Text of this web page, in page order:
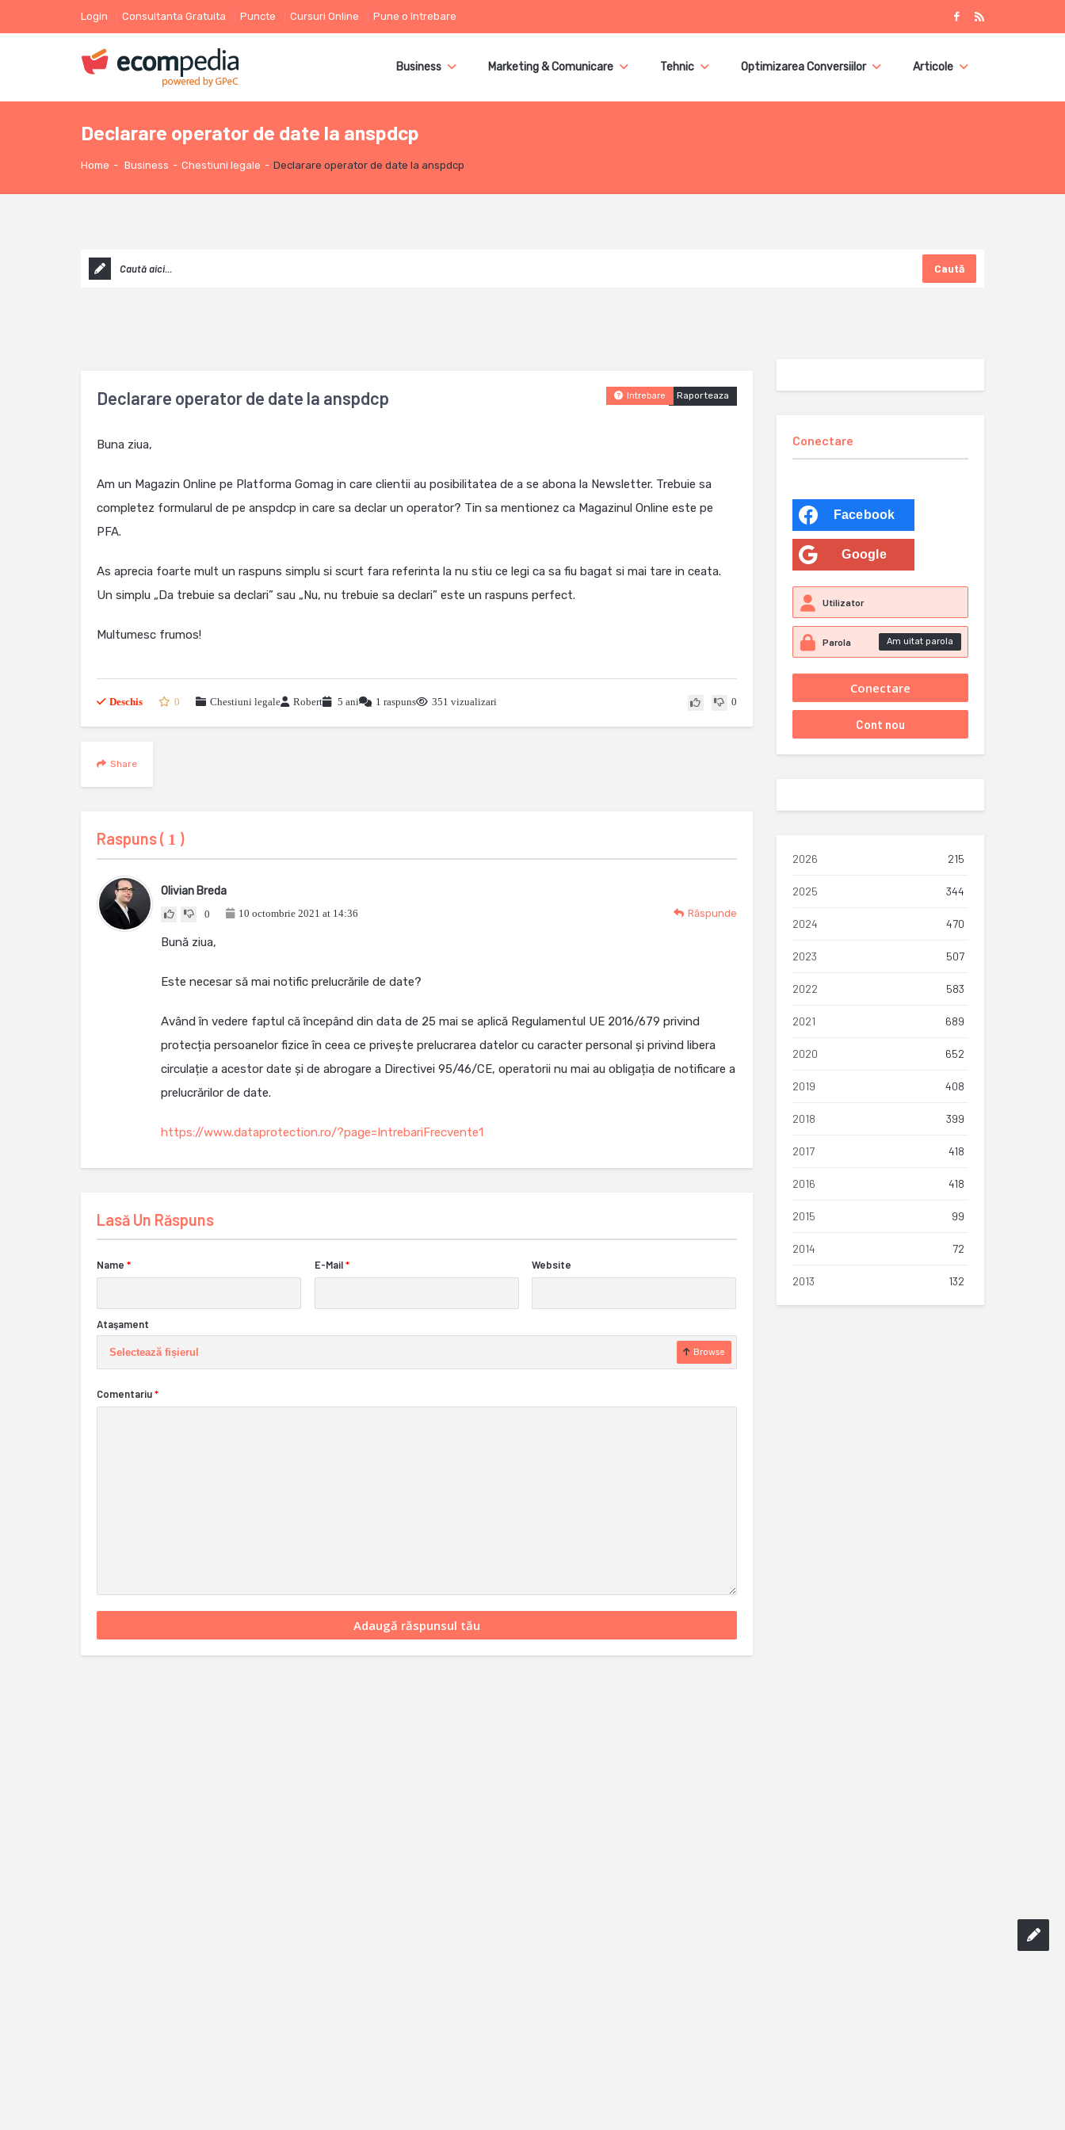
Login Consultanta Gratuita Puncte Cursuri Online Pune o întrebare
Business Marketing & Comunicare Tehnic Optimizarea Conversiilor Articole
Declarare operator de date la anspdcp
Home - Business - Chestiuni legale - Declarare operator de date la anspdcp
Caută
Declarare operator de date la anspdcp Raporteaza
Intrebare
Buna ziua,
Am un Magazin Online pe Platforma Gomag in care clientii au posibilitatea de a se abona la Newsletter. Trebuie sa
completez formularul de pe anspdcp in care sa declar un operator? Tin sa mentionez ca Magazinul Online este pe
PFA.
As aprecia foarte mult un raspuns simplu si scurt fara referinta la nu stiu ce legi ca sa fiu bagat si mai tare in ceata.
Un simplu „Da trebuie sa declari” sau „Nu, nu trebuie sa declari” este un raspuns perfect.
Multumesc frumos!
Deschis 0 Chestiuni legale Robert 5 ani 1 raspuns 351 vizualizari 0
Share
Raspuns ( 1 )
Olivian Breda
0 10 octombrie 2021 at 14:36 Răspunde
Bună ziua,
Este necesar să mai notific prelucrările de date?
Având în vedere faptul că începând din data de 25 mai se aplică Regulamentul UE 2016/679 privind
protecția persoanelor fizice în ceea ce privește prelucrarea datelor cu caracter personal și privind libera
circulație a acestor date și de abrogare a Directivei 95/46/CE, operatorii nu mai au obligația de notificare a
prelucrărilor de date.
https://www.dataprotection.ro/?page=IntrebariFrecvente1
Lasă Un Răspuns
Name * E-Mail * Website
Ataşament
Selectează fișierul Browse
Comentariu*
Conectare
Facebook
Google
Am uitat parola
2026 215
2025 344
2024 470
2023 507
2022 583
2021 689
2020 652
2019 408
2018 399
2017 418
2016 418
2015 99
2014 72
2013 132